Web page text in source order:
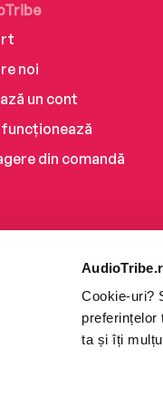
Cookie-uri?
preferințelor
ta și îți
noi
un cont
din comandă